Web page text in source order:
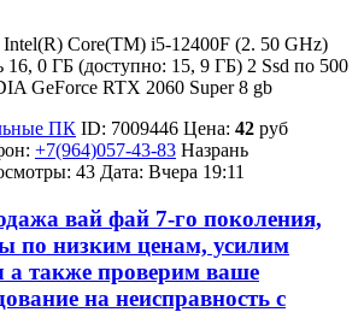
Core(TM) i5-12400F (2. 50 GHz)
16, 0 ГБ (доступно: 15, 9 ГБ) 2 Ssd по 500
GeForce RTX 2060 Super 8 gb
ПК ID: 7009446 Цена: 42 руб
+7(964)057-43-83 Назрань
43 Дата: Вчера 19:11
вай фай 7-го поколения,
по низким ценам, усилим
а также проверим ваше
на неисправность с